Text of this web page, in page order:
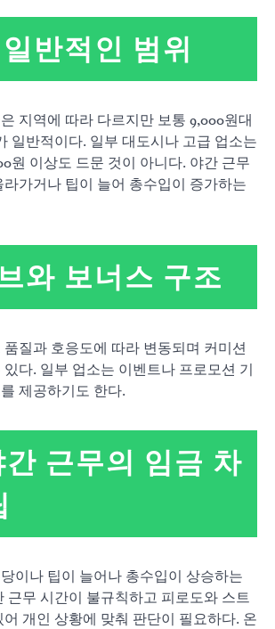
반적인 범위
지역에 따라 다르지만 보통 9,000원대
일반적이다. 일부 대도시나 고급 업소는
원 이상도 드문 것이 아니다. 야간 근무
가거나 팁이 늘어 총수입이 증가하는
와 보너스 구조
질과 호응도에 따라 변동되며 커미션
다. 일부 업소는 이벤트나 프로모션 기
제공하기도 한다.
근무의 임금 차
이나 팁이 늘어나 총수입이 상승하는
근무 시간이 불규칙하고 피로도와 스트
개인 상황에 맞춰 판단이 필요하다. 온